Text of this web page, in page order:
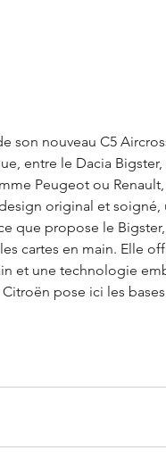
son nouveau C5
entre le Dacia
Peugeot ou
original et soigné,
que propose le
cartes en main. Elle
et une technologie
pose ici les